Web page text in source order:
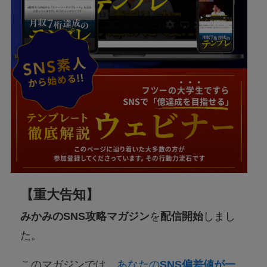
【重大告知 】
みかみのSNS攻略マガジンを配信開始 しまし
た。